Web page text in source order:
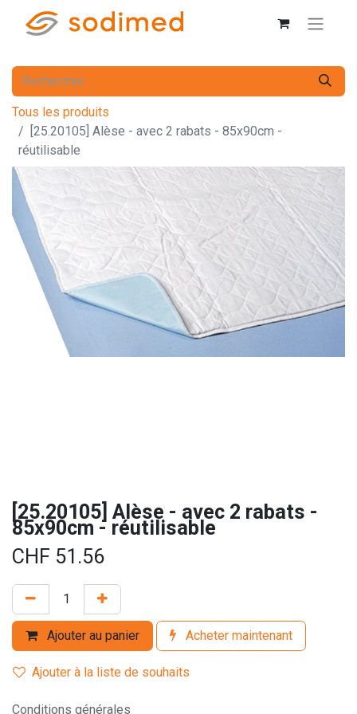
Tous les produits
[25.20105] Alèse - avec 2 rabats - 85x90cm -
réutilisable
[25.20105] Alèse - avec 2 rabats -
85x90cm - réutilisable
CHF 51.56
Ajouter au panier Acheter maintenant
Ajouter à la liste de souhaits
Conditions générales